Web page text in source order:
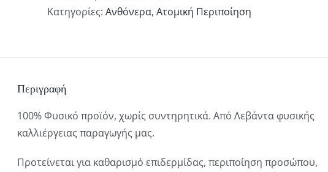
Κατηγορίες: Ανθόνερα, Ατομική Περιποίηση
Περιγραφή
100% Φυσικό προϊόν, χωρίς συντηρητικά. Από Λεβάντα φυσικής
καλλιέργειας παραγωγής μας.
Προτείνεται για καθαρισμό επιδερμίδας, περιποίηση προσώπου,